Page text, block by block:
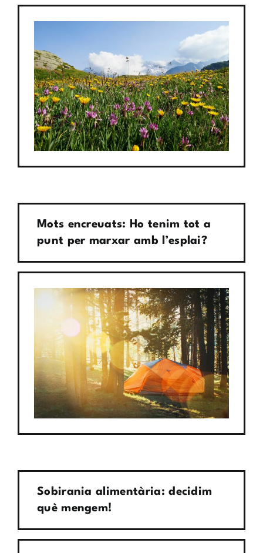
Mots encreuats: Ho tenim tot a
punt per marxar amb l’esplai?
Sobirania alimentària: decidim
què mengem!